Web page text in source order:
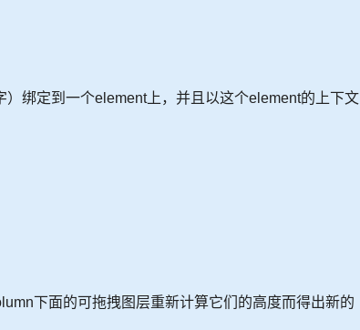
绑定到一个element上，并且以这个element的上下文
下面的可拖拽图层重新计算它们的高度而得出新的